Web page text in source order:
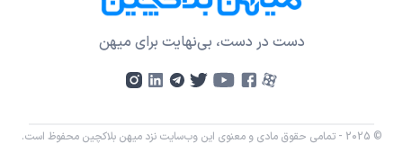
دست در دست، بی‌نهایت برای میهن
© 2025 - تمامی حقوق مادی و معنوی این وب‌سایت نزد میهن بلاکچین محفوظ است.